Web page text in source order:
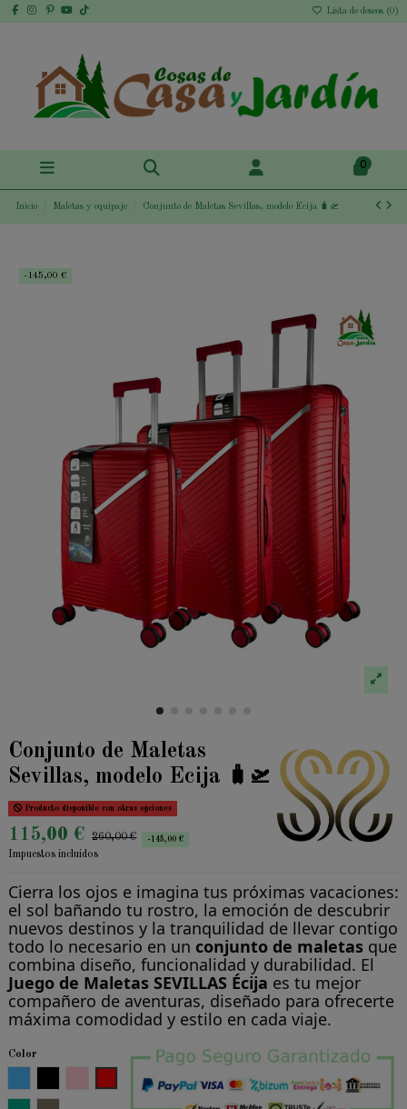
Lista de deseos (0 )
0
Inicio Maletas y equipaje Conjunto de Maletas Sevillas, modelo Ecija 🧳🛫
-145,00 €
Conjunto de Maletas
Sevillas, modelo Ecija 🧳🛫
Producto disponible con otras opciones
115,00 € 260,00 € -145,00 €
Impuestos incluidos
Cierra los ojos e imagina tus próximas vacaciones:
el sol bañando tu rostro, la emoción de descubrir
nuevos destinos y la tranquilidad de llevar contigo
todo lo necesario en un conjunto de maletas que
combina diseño, funcionalidad y durabilidad. El
Juego de Maletas SEVILLAS Écija es tu mejor
compañero de aventuras, diseñado para ofrecerte
máxima comodidad y estilo en cada viaje.
Color